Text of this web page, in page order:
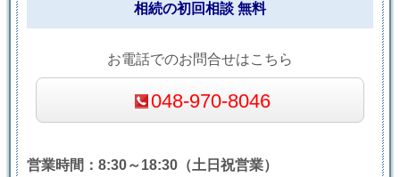
相続の初回相談 無料
お電話でのお問合せはこちら
048-970-8046
営業時間：8:30～18:30（土日祝営業）